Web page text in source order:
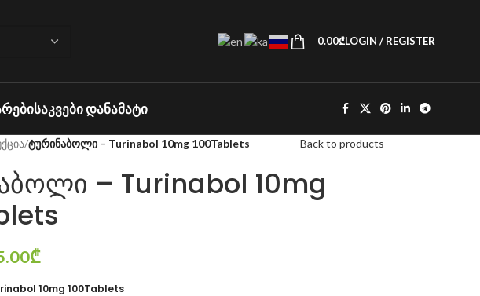
0.00₾LOGIN / REGISTER
ᲡᲐᲙᲕᲔᲑᲘ ᲓᲐᲜᲐᲛᲐᲢᲘ
/ტურინაბოლი – Turinabol 10mg 100Tablets Back to products
– Turinabol 10mg
₾
10mg 100Tablets